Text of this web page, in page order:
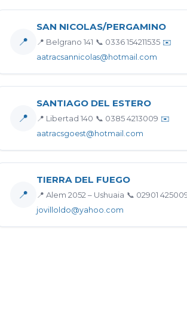
📍
SAN NICOLAS/PERGAMINO
📍 Belgrano 141 📞 0336 154211535 ✉️
aatracsannicolas@hotmail.com
📍
SANTIAGO DEL ESTERO
📍 Libertad 140 📞 0385 4213009 ✉️
aatracsgoest@hotmail.com
📍
TIERRA DEL FUEGO
📍 Alem 2052 – Ushuaia 📞 02901
jovilloldo@yahoo.com